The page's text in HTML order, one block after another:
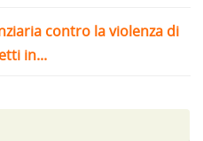
contro la violenza di
in...